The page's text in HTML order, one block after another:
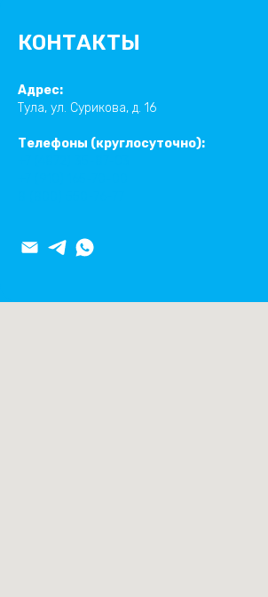
КОНТАКТЫ
Адрес:
Тула, ул. Сурикова, д. 16
Телефоны (круглосуточно):